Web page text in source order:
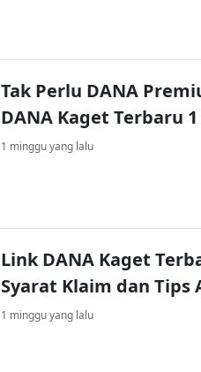
Tak Perlu DANA
DANA Kaget Terbaru
1 minggu yang lalu
Link DANA Kaget
Syarat Klaim dan Tips
1 minggu yang lalu